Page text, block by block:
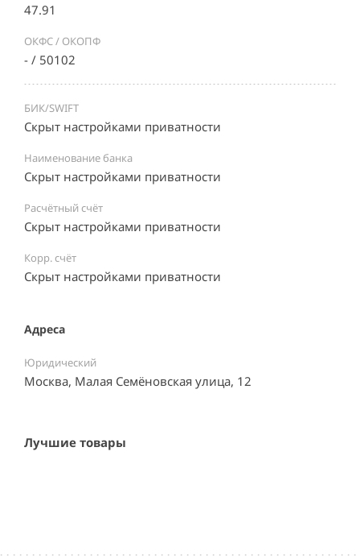
47.91
ОКФС / ОКОПФ
- / 50102
БИК/SWIFT
Скрыт настройками приватности
Наименование банка
Скрыт настройками приватности
Расчётный счёт
Скрыт настройками приватности
Корр. счёт
Скрыт настройками приватности
Адреса
Юридический
Москва, Малая Семёновская улица, 12
Лучшие товары